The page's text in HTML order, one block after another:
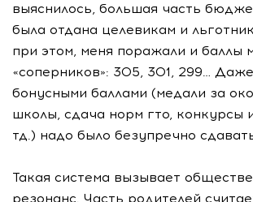
выяснилось, большая часть
была отдана целевикам и
при этом, меня поражали и баллы
«соперников»: 305, 301, 299…
бонусными баллами (медали за
школы, сдача норм гто, конкурсы
тд.) надо было безупречно
Такая система вызывает
резонанс. Часть родителей